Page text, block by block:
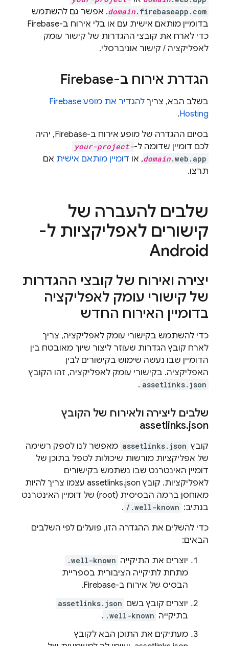
domain.firebaseapp.com
. אפשר גם להשתמש
בדומיין מותאם אישית עם או בלי אירוח ב-Firebase
כדי לארח את קובצי ההגדרות של קישור עומק
לאפליקציה / קישור אוניברסלי.
הגדרת אירוח ב-Firebase
בשלב הבא, צריך
להגדיר את מופע Firebase
Hosting
.
בסיום ההגדרה של מופע אירוח ב-Firebase, יהיה
לכם דומיין שדומה ל-your-project-
domain.web.app , או דומיין מותאם אישית אם
תרצו.
שלבים להעברה של
קישורים לאפליקציות ל-
Android
יצירה ואירוח של קובצי ההגדרות
של קישורי עומק לאפליקציה
בדומיין האירוח החדש
כדי להשתמש בקישורי עומק לאפליקציה, צריך
לארח קובץ הגדרות שעוזר ליצור שיוך מאובטח בין
הדומיין שבו נעשה שימוש בקישורים לבין
האפליקציה. בקישורי עומק לאפליקציה, זהו הקובץ
assetlinks.json
.
שלבים ליצירה ולאירוח של הקובץ
assetlinks.json
קובץ assetlinks.json מאפשר לנו לספק רשימה
של אפליקציות מורשות שיכולות לטפל בתוכן של
דומיין האינטרנט שבו נשתמש בקישורים
לאפליקציות. קובץ assetlinks.json עצמו צריך להיות
מאוחסן ברמה הבסיסית (root) של דומיין האינטרנט
בנתיב: /.well-known
.
כדי להשלים את ההגדרה הזו, פועלים לפי השלבים
הבאים:
יוצרים את התיקייה .well-known
מתחת לתיקייה הציבורית בספריית
הבסיס של אירוח ב-Firebase.
יוצרים קובץ בשם assetlinks.json
בתיקייה .well-known
.
מעתיקים את התוכן הבא לקובץ